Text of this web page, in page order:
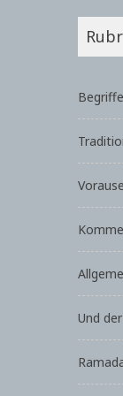
Begriffe
Und